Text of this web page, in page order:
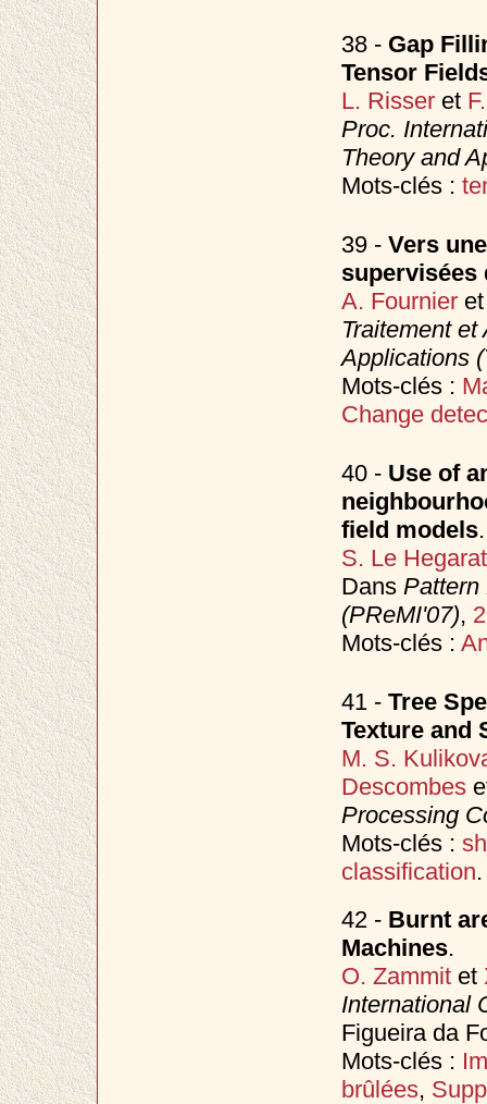
38 - Gap
Tensor
L. Risseret
Proc.
Theory and
Mots-clés :
39 - Vers
supervisées
A. Fournier
Traitement
Applications
Mots-clés :
Change
40 - Use of
field models.
S. Le
Dans Pattern
(PReMI'07),
Mots-clés :
41 - Tree
Texture and
M. S.
Descombes
Processing
Mots-clés :
classification.
42 - Burnt
Machines.
O. Zammitet
International
Figueira da
Mots-clés :
brûlées,